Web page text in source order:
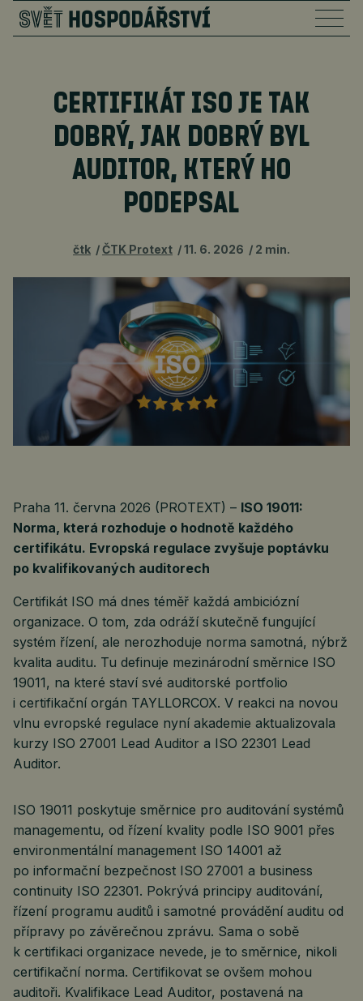
CERTIFIKÁT ISO JE TAK
DOBRÝ, JAK DOBRÝ BYL
AUDITOR, KTERÝ HO
PODEPSAL
čtk ČTK Protext 11. 6. 2026 2 min.
Praha 11. června 2026 (PROTEXT) – ISO 19011:
Norma, která rozhoduje o hodnotě každého
certifikátu. Evropská regulace zvyšuje poptávku
po kvalifikovaných auditorech
Certifikát ISO má dnes téměř každá ambiciózní
organizace. O tom, zda odráží skutečně fungující
systém řízení, ale nerozhoduje norma samotná, nýbrž
kvalita auditu. Tu definuje mezinárodní směrnice ISO
19011, na které staví své auditorské portfolio
i certifikační orgán TAYLLORCOX. V reakci na novou
vlnu evropské regulace nyní akademie aktualizovala
kurzy ISO 27001 Lead Auditor a ISO 22301 Lead
Auditor.
ISO 19011 poskytuje směrnice pro auditování systémů
managementu, od řízení kvality podle ISO 9001 přes
environmentální management ISO 14001 až
po informační bezpečnost ISO 27001 a business
continuity ISO 22301. Pokrývá principy auditování,
řízení programu auditů i samotné provádění auditu od
přípravy po závěrečnou zprávu. Sama o sobě
k certifikaci organizace nevede, je to směrnice, nikoli
certifikační norma. Certifikovat se ovšem mohou
auditoři. Kvalifikace Lead Auditor, postavená na